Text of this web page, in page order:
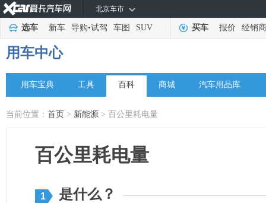
北京车市
选车 新车 导购•试驾 车图 SUV 买车 报价 经销商
用车中心
用车宝典 工具 百科 商城 汽车用品库
当前位置： 首页 > 新能源 > 百公里耗电量
百公里耗电量
1 是什么？